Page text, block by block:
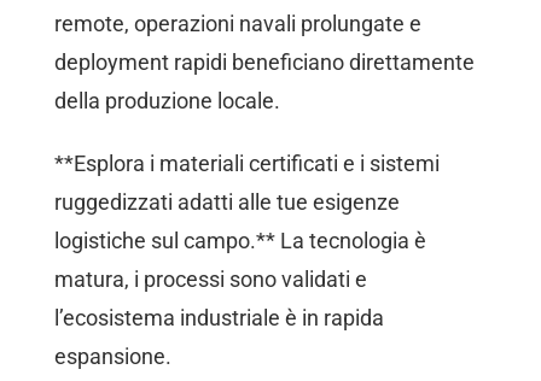
remote, operazioni navali prolungate e
deployment rapidi beneficiano direttamente
della produzione locale.
**Esplora i materiali certificati e i sistemi
ruggedizzati adatti alle tue esigenze
logistiche sul campo.** La tecnologia è
matura, i processi sono validati e
l’ecosistema industriale è in rapida
espansione.